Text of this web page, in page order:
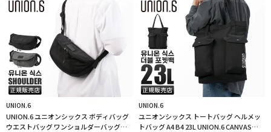
UNION.6
UNION.6 ユニオンシックス ボディバッグ
ウエストバッグ ワンショルダーバッグ
UNION.6
ユニオンシックス トートバッグ ヘルメッ
トバッグ A4 B4 23L UNION.6 CANVAS